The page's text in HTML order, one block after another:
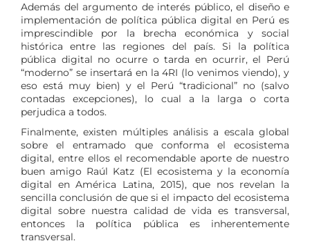
Además del argumento de interés público, el diseño e
implementación de política pública digital en Perú es
imprescindible por la brecha económica y social
histórica entre las regiones del país. Si la política
pública digital no ocurre o tarda en ocurrir, el Perú
“moderno” se insertará en la 4RI (lo venimos viendo), y
eso está muy bien) y el Perú “tradicional” no (salvo
contadas excepciones), lo cual a la larga o corta
perjudica a todos.
Finalmente, existen múltiples análisis a escala global
sobre el entramado que conforma el ecosistema
digital, entre ellos el recomendable aporte de nuestro
buen amigo Raúl Katz (El ecosistema y la economía
digital en América Latina, 2015), que nos revelan la
sencilla conclusión de que si el impacto del ecosistema
digital sobre nuestra calidad de vida es transversal,
entonces la política pública es inherentemente
transversal.